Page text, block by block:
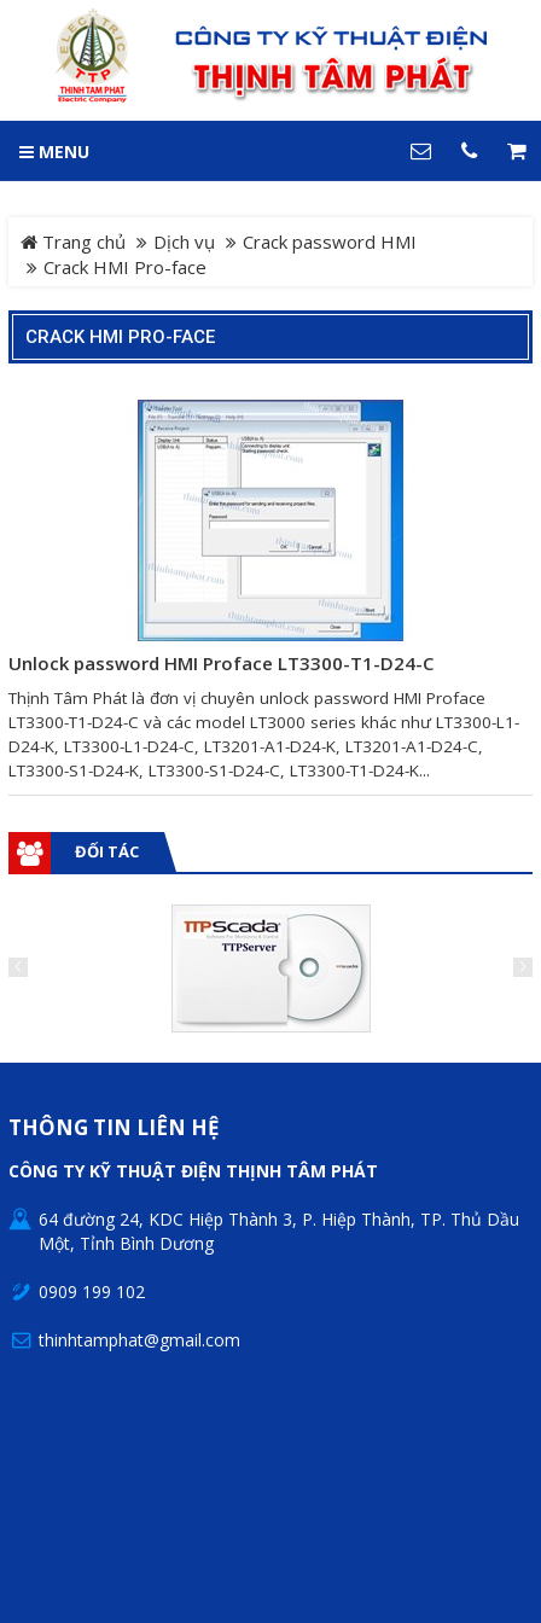
MENU
Trang chủ Dịch vụ
Crack password HMI
Crack HMI Pro-face
CRACK HMI PRO-FACE
Unlock password HMI Proface LT3300-T1-D24-C
Thịnh Tâm Phát là đơn vị chuyên unlock password HMI Proface
LT3300-T1-D24-C và các model LT3000 series khác như LT3300-L1-
D24-K, LT3300-L1-D24-C, LT3201-A1-D24-K, LT3201-A1-D24-C,
LT3300-S1-D24-K, LT3300-S1-D24-C, LT3300-T1-D24-K...
ĐỐI TÁC
THÔNG TIN LIÊN HỆ
CÔNG TY KỸ THUẬT ĐIỆN THỊNH TÂM PHÁT
64 đường 24, KDC Hiệp Thành 3, P. Hiệp Thành, TP. Thủ Dầu
Một, Tỉnh Bình Dương
0909 199 102
thinhtamphat@gmail.com
Trang chủ
Sản phẩm
Hệ Thống Cảnh Báo An
Toàn Xe Nâng
Hệ thống điều khiển giám
Giải pháp quản lý bằng mã
Bảng LED điện tử
Bảng điện tử năng suất
Bảng Led hiển thị nhiệt độ
độ ẩm
Đồng hồ thời gian thực
Máy dò kim loại
Màn hình cảm ứng HMI
Cáp lập trình PLC - HMI -
Servo
Cân Điện Tử
Thiết bị thu thập dữ liệu,
truyền và lưu trữ dữ liệu
Thiết bị điều khiển và giám
GIỎ HÀNG
LIÊN HỆ
Hotline
64 đường 24, KDC Hiệp
Thủ Dầu Một, Tỉnh Bình
Dương
Điện thoại
COPYRIGHT 2018. ALL RIGHTS RESERVED